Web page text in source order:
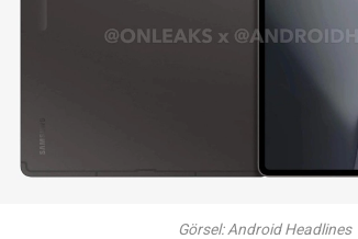
Görsel: Android Headlines